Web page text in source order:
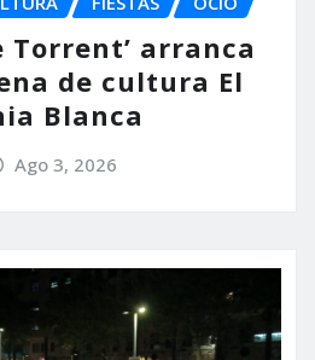
Torrent’ arranca
de cultura El
Blanca
Ago 3, 2026